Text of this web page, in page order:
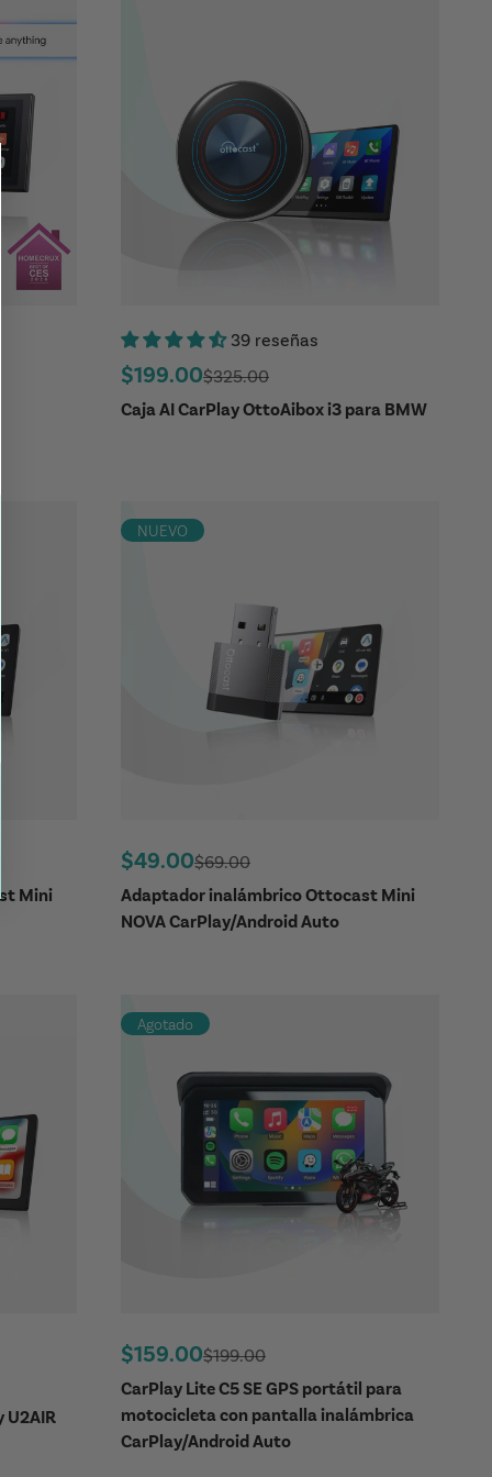
39 reseñas
Precio de oferta
$199.00Precio regular
$325.00
Caja AI CarPlay OttoAibox i3 para BMW
Mini
NUEVO
Precio de oferta
$49.00Precio regular
$69.00
Adaptador inalámbrico Ottocast Mini
NOVA CarPlay/Android Auto
U2AIR
Agotado
Precio de oferta
$159.00Precio regular
$199.00
CarPlay Lite C5 SE GPS portátil para
motocicleta con pantalla inalámbrica
CarPlay/Android Auto